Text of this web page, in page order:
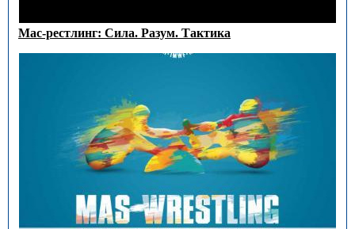
Мас-рестлинг: Сила. Разум. Тактика